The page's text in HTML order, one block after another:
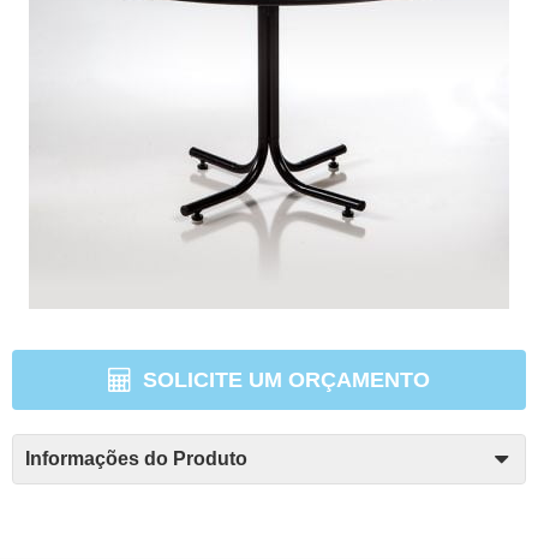
SOLICITE UM ORÇAMENTO
Informações do Produto